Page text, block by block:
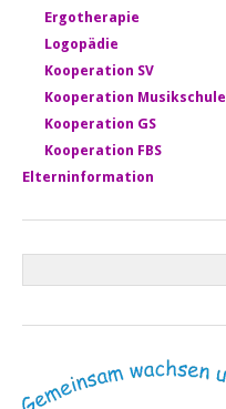
Ergotherapie
Logopädie
Kooperation SV
Kooperation Musikschule
Kooperation GS
Kooperation FBS
Elterninformation